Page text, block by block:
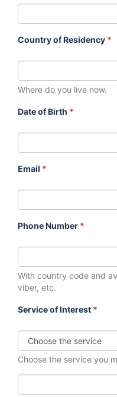
Country of Residency *
Where do you live now.
Date of Birth *
Email *
Phone Number *
With country code and
viber, etc.
Service of Interest *
Choose the service you